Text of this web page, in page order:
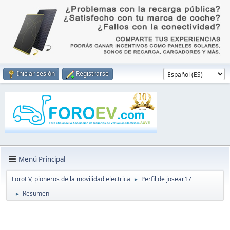
Iniciar sesión Registrarse
Menú Principal
ForoEV, pioneros de la movilidad electrica ► Perfil de josear17
► Resumen